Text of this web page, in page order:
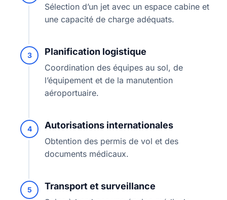
Sélection d’un jet avec un espace cabine et
une capacité de charge adéquats.
3 Planification logistique
Coordination des équipes au sol, de
l’équipement et de la manutention
aéroportuaire.
4 Autorisations internationales
Obtention des permis de vol et des
documents médicaux.
5 Transport et surveillance